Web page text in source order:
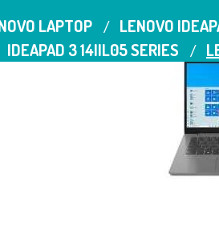
LAPTOP LENOVO
IDEAPAD 3 14IIL05 SERIES